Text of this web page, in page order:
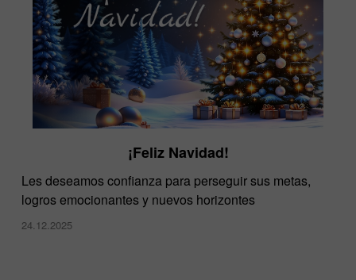
¡Feliz Navidad!
Les deseamos confianza para perseguir sus metas,
logros emocionantes y nuevos horizontes
24.12.2025